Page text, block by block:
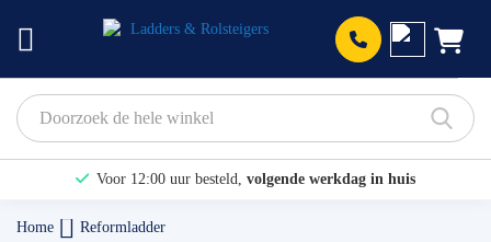
Voor 12:00 uur besteld, volgende werkdag in huis
Home Reformladder